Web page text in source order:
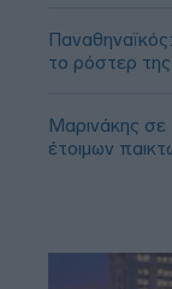
το ρόστερ
Μαρινάκης
έτοιμων